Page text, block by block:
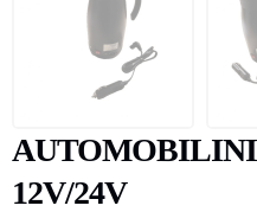
12V/24V